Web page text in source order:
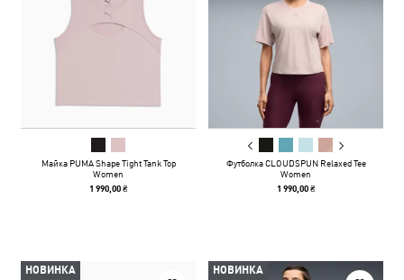
Майка PUMA Shape Tight Tank Top
Women
1 990,00 ₴
Футболка CLOUDSPUN Relaxed Tee
Women
1 990,00 ₴
НОВИНКА НОВИНКА